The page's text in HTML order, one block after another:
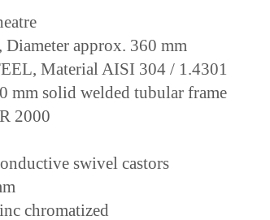
approx. 360 mm
Material AISI 304 / 1.4301
mm solid welded tubular frame
2000
swivel castors
chromatized